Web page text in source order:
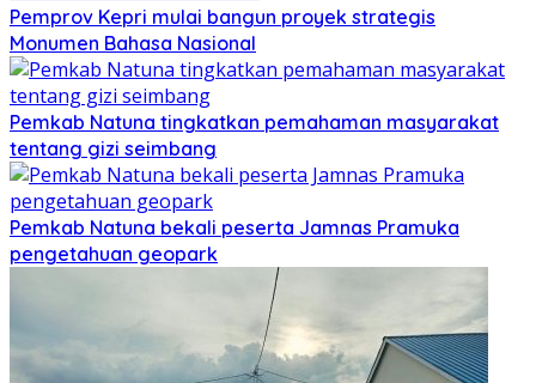
Pemprov Kepri mulai bangun proyek strategis
Monumen Bahasa Nasional
Pemkab Natuna tingkatkan pemahaman masyarakat
tentang gizi seimbang
Pemkab Natuna bekali peserta Jamnas Pramuka
pengetahuan geopark